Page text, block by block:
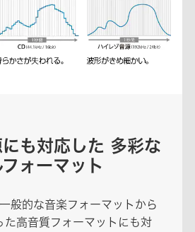
も対応した 多彩な
ォーマット
般的な音楽フォーマットから
た高音質フォーマットにも対